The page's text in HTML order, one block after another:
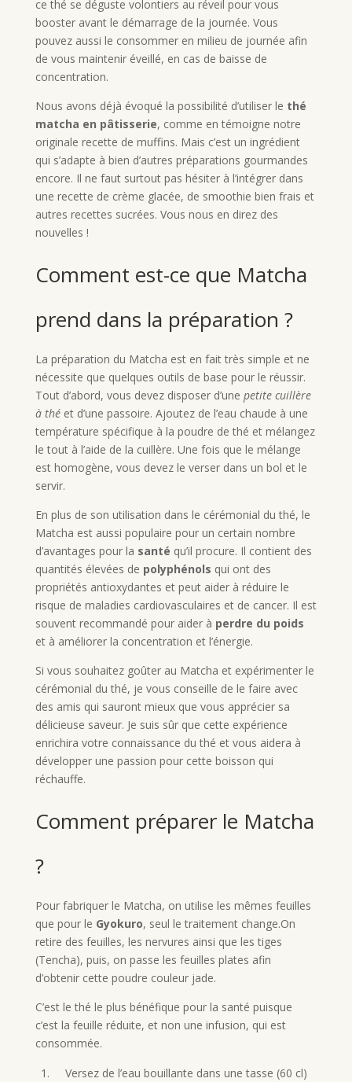
ce thé se déguste volontiers au réveil pour vous
booster avant le démarrage de la journée. Vous
pouvez aussi le consommer en milieu de journée afin
de vous maintenir éveillé, en cas de baisse de
concentration.
Nous avons déjà évoqué la possibilité d’utiliser le thé
matcha en pâtisserie, comme en témoigne notre
originale recette de muffins. Mais c’est un ingrédient
qui s’adapte à bien d’autres préparations gourmandes
encore. Il ne faut surtout pas hésiter à l’intégrer dans
une recette de crème glacée, de smoothie bien frais et
autres recettes sucrées. Vous nous en direz des
nouvelles !
Comment est-ce que Matcha
prend dans la préparation ?
La préparation du Matcha est en fait très simple et ne
nécessite que quelques outils de base pour le réussir.
Tout d’abord, vous devez disposer d’une petite cuillère
à théet d’une passoire. Ajoutez de l’eau chaude à une
température spécifique à la poudre de thé et mélangez
le tout à l’aide de la cuillère. Une fois que le mélange
est homogène, vous devez le verser dans un bol et le
servir.
En plus de son utilisation dans le cérémonial du thé, le
Matcha est aussi populaire pour un certain nombre
d’avantages pour la santé qu’il procure. Il contient des
quantités élevées de polyphénols qui ont des
propriétés antioxydantes et peut aider à réduire le
risque de maladies cardiovasculaires et de cancer. Il est
souvent recommandé pour aider à perdre du poids
et à améliorer la concentration et l’énergie.
Si vous souhaitez goûter au Matcha et expérimenter le
cérémonial du thé, je vous conseille de le faire avec
des amis qui sauront mieux que vous apprécier sa
délicieuse saveur. Je suis sûr que cette expérience
enrichira votre connaissance du thé et vous aidera à
développer une passion pour cette boisson qui
réchauffe.
Comment préparer le Matcha
?
Pour fabriquer le Matcha, on utilise les mêmes feuilles
que pour le Gyokuro, seul le traitement change.On
retire des feuilles, les nervures ainsi que les tiges
(Tencha), puis, on passe les feuilles plates afin
d’obtenir cette poudre couleur jade.
C’est le thé le plus bénéfique pour la santé puisque
c’est la feuille réduite, et non une infusion, qui est
consommée.
1. Versez de l’eau bouillante dans une tasse (60 cl)